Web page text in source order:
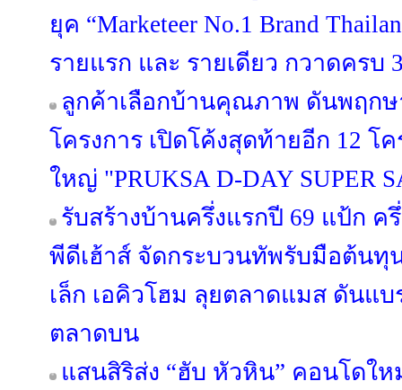
ยุค “Marketeer No.1 Brand
รายแรก และ รายเดียว กวาดครบ
ลูกค้าเลือกบ้านคุณภาพ ดันพฤกษ
โครงการ เปิดโค้งสุดท้ายอีก 12 โ
ใหญ่ "PRUKSA D-DAY SUPER
รับสร้างบ้านครึ่งแรกปี 69 แป้ก
พีดีเฮ้าส์ จัดกระบวนทัพรับมือต้นทุ
เล็ก เอคิวโฮม ลุยตลาดแมส ดันแ
ตลาดบน
แสนสิริส่ง “ฮับ หัวหิน” คอนโดให